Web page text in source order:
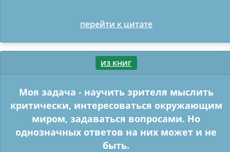
перейти к цитате
из книг
Моя задача - научить зрителя мыслить
критически, интересоваться окружающим
миром, задаваться вопросами. Но
однозначных ответов на них может и не
быть.